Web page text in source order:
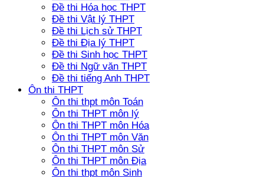
Đề thi Hóa học THPT
Đề thi Vật lý THPT
Đề thi Lịch sử THPT
Đề thi Địa lý THPT
Đề thi Sinh học THPT
Đề thi Ngữ văn THPT
Đề thi tiếng Anh THPT
Ôn thi THPT
Ôn thi thpt môn Toán
Ôn thi THPT môn lý
Ôn thi THPT môn Hóa
Ôn thi THPT môn Văn
Ôn thi THPT môn Sử
Ôn thi THPT môn Địa
Ôn thi thpt môn Sinh